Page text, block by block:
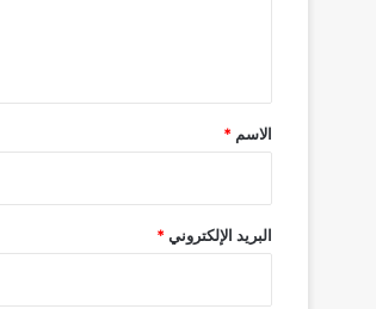
*
الاسم *
البريد الإلكتروني *